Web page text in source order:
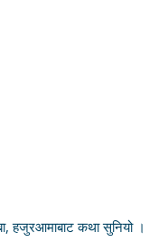
हजुरआमाबाट कथा सुनियो ।